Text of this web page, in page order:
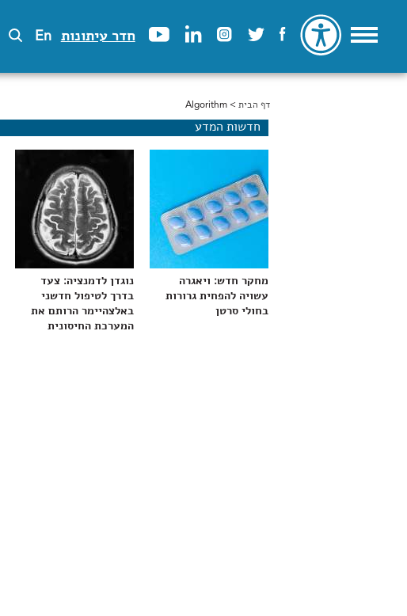
חדר עיתונות En
הינך נמצא כאן
דף הבית > Algorithm
חדשות המדע
מחקר חדש: ויאגרה
עשויה להפחית גרורות
בחולי סרטן
נוגדן לדמנציה: צעד
בדרך לטיפול חדשני
באלצהיימר הרותם את
המערכת החיסונית